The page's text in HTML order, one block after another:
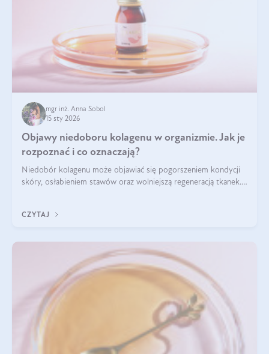
mgr inż. Anna Sobol
15 sty 2026
Objawy niedoboru kolagenu w organizmie. Jak je
rozpoznać i co oznaczają?
Niedobór kolagenu może objawiać się pogorszeniem kondycji
skóry, osłabieniem stawów oraz wolniejszą regeneracją tkanek.
osłabienie włosów.
CZYTAJ